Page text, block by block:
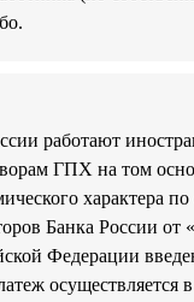
работают
ГПХ на том
характера
Банка России от
Федерации
осуществляется